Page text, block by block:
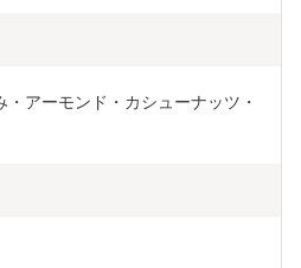
アーモンド・カシューナッツ・